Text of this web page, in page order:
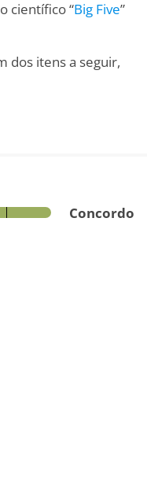
científico “Big Five”
dos itens a seguir,
Concordo